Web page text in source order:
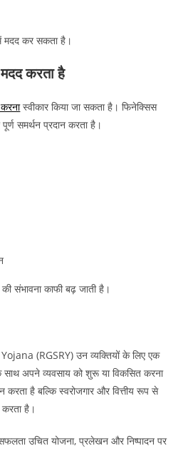
मदद कर सकता है।
करता है
स्वीकार किया जा सकता है। फिनेक्सिस
समर्थन प्रदान करता है।
संभावना काफी बढ़ जाती है।
Yojana (RGSRY) उन व्यक्तियों के लिए एक
साथ अपने व्यवसाय को शुरू या विकसित करना
है बल्कि स्वरोजगार और वित्तीय रूप से
है।
उचित योजना, प्रलेखन और निष्पादन पर